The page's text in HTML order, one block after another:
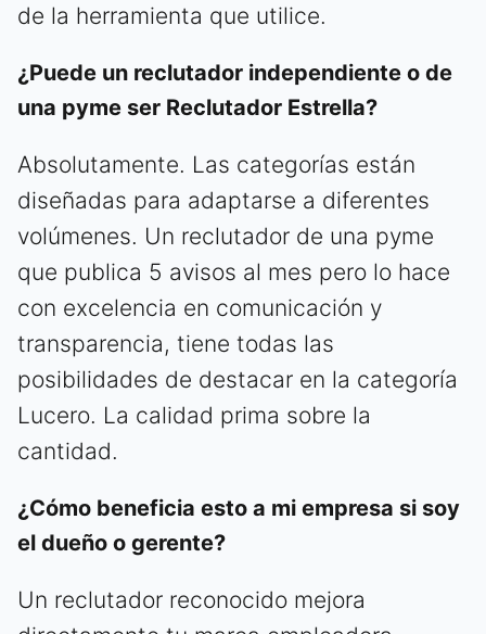
de la herramienta que utilice.
¿Puede un reclutador independiente o de
una pyme ser Reclutador Estrella?
Absolutamente. Las categorías están
diseñadas para adaptarse a diferentes
volúmenes. Un reclutador de una pyme
que publica 5 avisos al mes pero lo hace
con excelencia en comunicación y
transparencia, tiene todas las
posibilidades de destacar en la categoría
Lucero. La calidad prima sobre la
cantidad.
¿Cómo beneficia esto a mi empresa si soy
el dueño o gerente?
Un reclutador reconocido mejora